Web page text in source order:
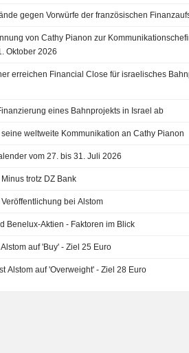
gegen Vorwürfe der französischen
von Cathy Pianon zur
Oktober 2026
erreichen Financial Close für israelisches
eines Bahnprojekts in Israel ab
weltweite Kommunikation an Cathy Pianon
vom 27. bis 31. Juli 2026
trotz DZ Bank
bei Alstom
Benelux-Aktien - Faktoren im Blick
auf 'Buy' - Ziel 25 Euro
Alstom auf 'Overweight' - Ziel 28 Euro